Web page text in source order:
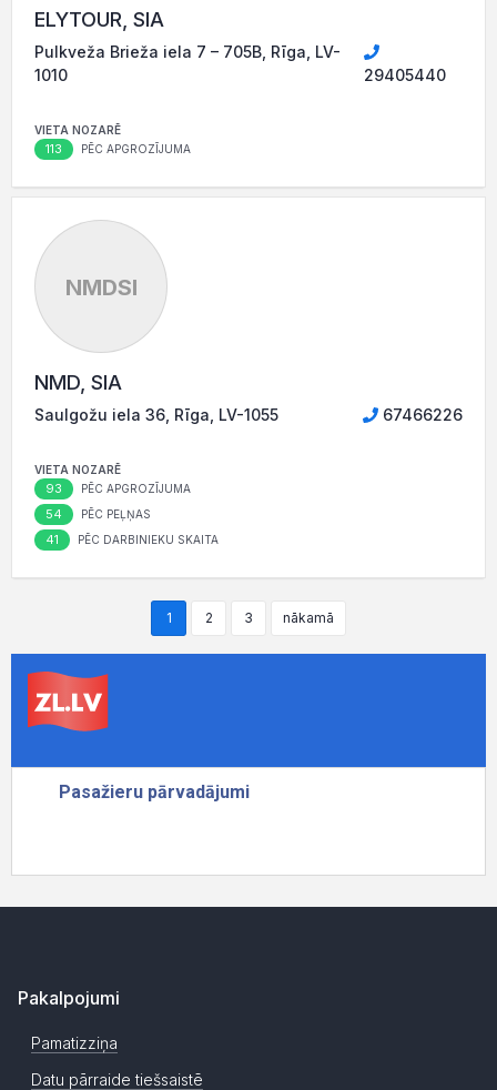
ELYTOUR, SIA
Pulkveža Brieža iela 7 – 705B, Rīga, LV-
1010
29405440
VIETA NOZARĒ
113 PĒC APGROZĪJUMA
NMDSI
NMD, SIA
Saulgožu iela 36, Rīga, LV-1055 67466226
VIETA NOZARĒ
93 PĒC APGROZĪJUMA
54 PĒC PEĻŅAS
41 PĒC DARBINIEKU SKAITA
1 2 3 nākamā
Pakalpojumi
Pamatizziņa
Datu pārraide tiešsaistē